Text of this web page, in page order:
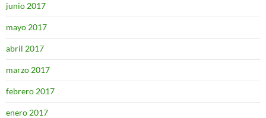
junio 2017
mayo 2017
abril 2017
marzo 2017
febrero 2017
enero 2017